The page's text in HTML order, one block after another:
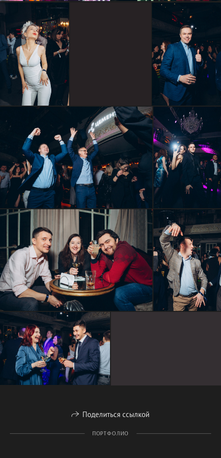
Поделиться ссылкой
ПОРТФОЛИО